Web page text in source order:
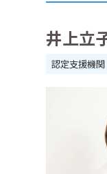
井上立
認定支援機関